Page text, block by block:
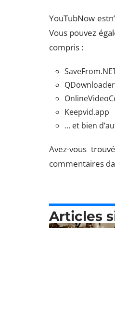
YouTubNow
Vous pouvez
compris :
Keepvid.app
… et bien
Avez-vous
commentaires
Articles